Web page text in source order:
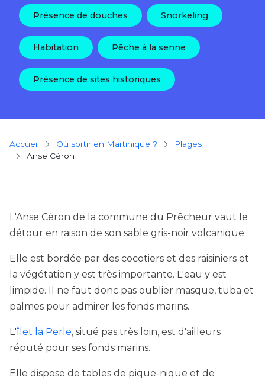
Présence de douches Snorkeling
Habitation Pêche à la senne
Présence de sites historiques
Breadcrumb
Accueil Où sortir en Martinique ?
plages
Anse Céron
L'Anse Céron de la commune du Prêcheur vaut le
détour en raison de son sable gris-noir volcanique.
Elle est bordée par des cocotiers et des raisiniers et
la végétation y est très importante. L'eau y est
limpide. Il ne faut donc pas oublier masque, tuba et
palmes pour admirer les fonds marins.
L'îlet la Perle, situé pas très loin, est d'ailleurs
réputé pour ses fonds marins.
Elle dispose de tables de pique-nique et de